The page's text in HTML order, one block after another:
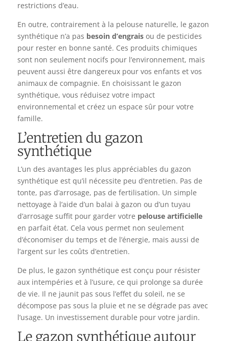
restrictions d’eau.
En outre, contrairement à la pelouse naturelle, le gazon
synthétique n’a pas besoin d’engraisou de pesticides
pour rester en bonne santé. Ces produits chimiques
sont non seulement nocifs pour l’environnement, mais
peuvent aussi être dangereux pour vos enfants et vos
animaux de compagnie. En choisissant le gazon
synthétique, vous réduisez votre impact
environnemental et créez un espace sûr pour votre
famille.
L’entretien du gazon
synthétique
L’un des avantages les plus appréciables du gazon
synthétique est qu’il nécessite peu d’entretien. Pas de
tonte, pas d’arrosage, pas de fertilisation. Un simple
nettoyage à l’aide d’un balai à gazon ou d’un tuyau
d’arrosage suffit pour garder votre pelouse artificielle
en parfait état. Cela vous permet non seulement
d’économiser du temps et de l’énergie, mais aussi de
l’argent sur les coûts d’entretien.
De plus, le gazon synthétique est conçu pour résister
aux intempéries et à l’usure, ce qui prolonge sa durée
de vie. Il ne jaunit pas sous l’effet du soleil, ne se
décompose pas sous la pluie et ne se dégrade pas avec
l’usage. Un investissement durable pour votre jardin.
Le gazon synthétique autour